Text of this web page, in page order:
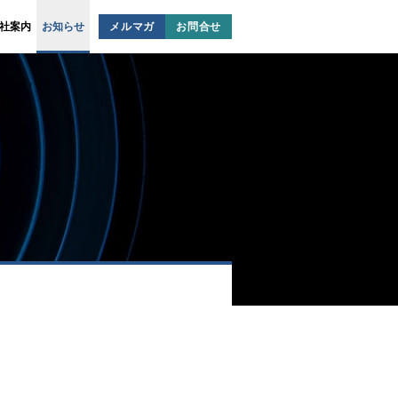
案内 お知らせ メルマガ お問合せ